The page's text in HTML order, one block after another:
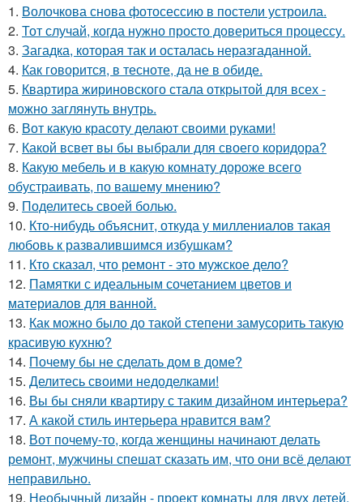
1. Волочкова снова фотосессию в постели устроила.
2. Тот случай, когда нужно просто довериться процессу.
3. Загадка, которая так и осталась неразгаданной.
4. Как говорится, в тесноте, да не в обиде.
5. Квартира жириновского стала открытой для всех -
можно заглянуть внутрь.
6. Вот какую красоту делают своими руками!
7. Какой всвет вы бы выбрали для своего коридора?
8. Какую мебель и в какую комнату дороже всего
обустраивать, по вашему мнению?
9. Поделитесь своей болью.
10. Кто-нибудь объяснит, откуда у миллениалов такая
любовь к развалившимся избушкам?
11. Кто сказал, что ремонт - это мужское дело?
12. Памятки с идеальным сочетанием цветов и
материалов для ванной.
13. Как можно было до такой степени замусорить такую
красивую кухню?
14. Почему бы не сделать дом в доме?
15. Делитесь своими недоделками!
16. Вы бы сняли квартиру с таким дизайном интерьера?
17. А какой стиль интерьера нравится вам?
18. Вот почему-то, когда женщины начинают делать
ремонт, мужчины спешат сказать им, что они всё делают
неправильно.
19. Необычный дизайн - проект комнаты для двух детей.